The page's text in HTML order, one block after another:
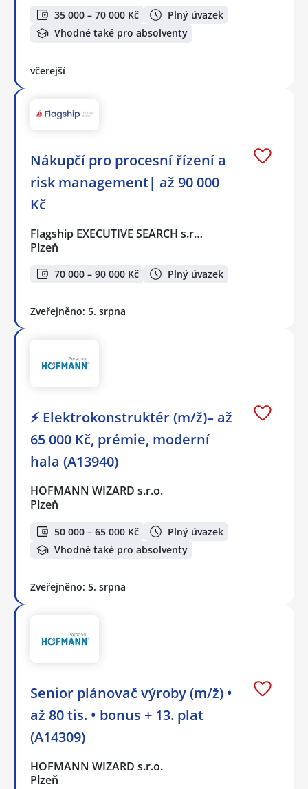
35 000 – 70 000 Kč
Plný úvazek
Vhodné také pro absolventy
včerejší
Nákupčí pro procesní řízení a
risk management| až 90 000
Kč
Flagship EXECUTIVE SEARCH s.r…
Plzeň
70 000 – 90 000 Kč Plný úvazek
Zveřejněno: 5. srpna
⚡ Elektrokonstruktér (m/ž)– až
65 000 Kč, prémie, moderní
hala (A13940)
HOFMANN WIZARD s.r.o.
Plzeň
50 000 – 65 000 Kč
Plný úvazek
Vhodné také pro absolventy
Zveřejněno: 5. srpna
Senior plánovač výroby (m/ž) •
až 80 tis. • bonus + 13. plat
(A14309)
HOFMANN WIZARD s.r.o.
Plzeň